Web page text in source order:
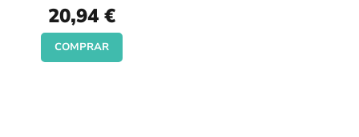
20,94 €
COMPRAR